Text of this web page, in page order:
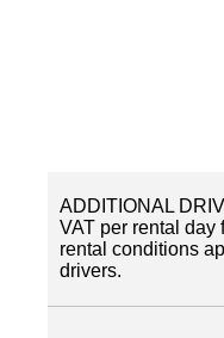
ADDITIONAL
VAT per rental day
rental conditions
drivers.